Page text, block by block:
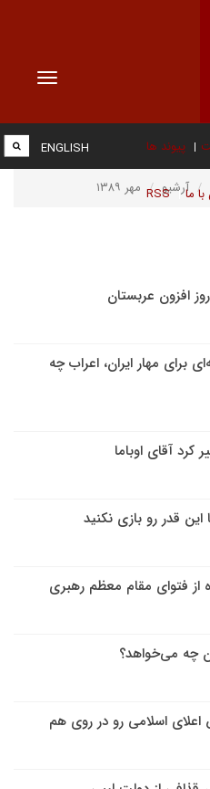
Toggle
پیوند ها
ما RSS
ENGLISH
آرشیو مهر ۱۳۸۹
افزون عربستان
براى مهار ايران، اعراب چه
کرد آقای اوباما
قدر رو بازی نکنید
از فتوای مقام معظم رهبری
چه می‌خواهد؟
اسلامى رو در روى هم